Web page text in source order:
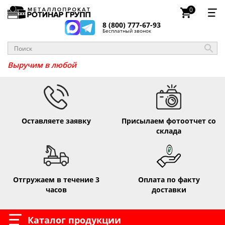
8 (800) 777-67-93
Бесплатный звонок
0
Выручим в
Оставляете заявку
Присылаем фотоотчет со
склада
Отгружаем в течение 3
часов
Оплата по факту
доставки
Каталог продукции